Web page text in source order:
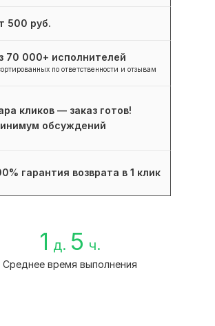
500 руб.
70 000+ исполнителей
по ответственности и отзывам
кликов — заказ готов!
обсуждений
гарантия возврата в 1 клик
1 д. 5 ч.
Среднее время выполнения